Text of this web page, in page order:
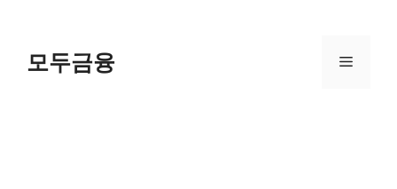
content모두금융 Menu